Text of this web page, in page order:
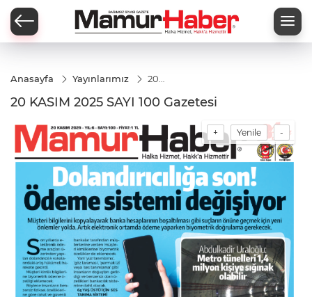
Anasayfa Yayınlarımız
20
2025
100
20 KASIM 2025 SAYI 100 Gazetesi
+ Yenile -